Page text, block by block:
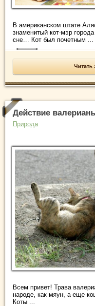
В американском штате
знаменитый кот-мэр
сне… Кот был почетным ...
Читать
Действие
Природа
Всем привет! Трава
народе, как мяун, а еще
Коты ...